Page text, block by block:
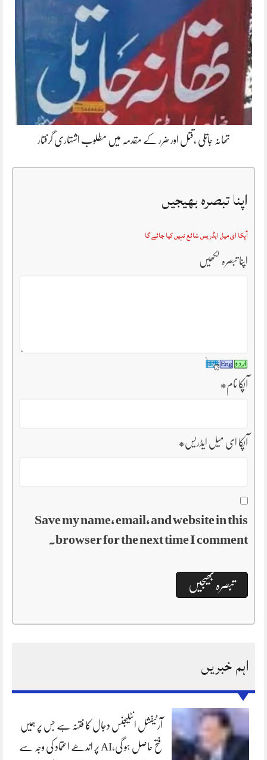
تھانہ جاتلی ،قتل اور ضرر کے مقدمہ میں مطلوب اشتہاری گرفتار
اپنا تبصرہ بھیجیں
آپکا ای میل ایڈریس شائع نہیں کیا جائے گا
اپنا تبصرہ لکھیں
آپکا نام*
آپکا ای میل ایڈریس*
Save my name, email, and website in this
browser for the next time I comment.
اہم خبریں
آرٹیفشل انٹلیجنس دجال کا فتنہ ہے جس پر ہمیں
فتح حاصل ہو گی،AI پر اندھے اعتماد کی وجہ سے